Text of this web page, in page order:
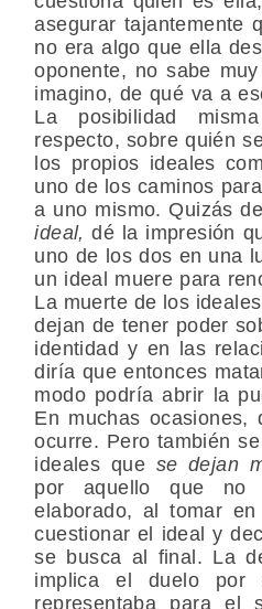
asegurar tajantemente
no era algo que ella
oponente, no sabe
imagino, de qué va a
La posibilidad
respecto, sobre quién
los propios ideales
uno de los caminos
a uno mismo. Quizás
ideal,dé la impresión
uno de los dos en una
un ideal muere para
La muerte de los
dejan de tener poder
identidad y en las
diría que entonces
modo podría abrir la
En muchas
ocurre. Pero también
ideales que se dejan
por aquello que
elaborado, al tomar
cuestionar el ideal y
se busca al final. La
implica el duelo
representaba para